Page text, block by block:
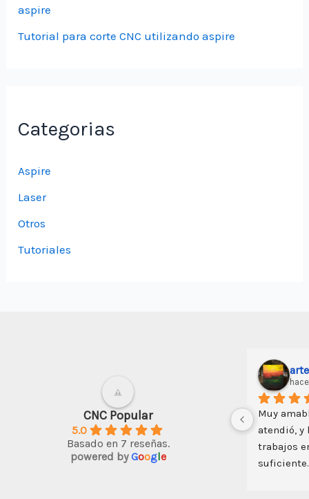
aspire
Tutorial para corte CNC utilizando aspire
Categorias
Aspire
Laser
Otros
Tutoriales
CNC Popular
5.0
Basado en 7 reseñas.
powered byGoogle
Un buen inicio en el CNC; algo de
ingenio y todo es posible con esta
máquina